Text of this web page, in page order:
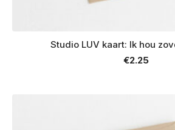
Studio LUV kaart: Ik hou
€2.25